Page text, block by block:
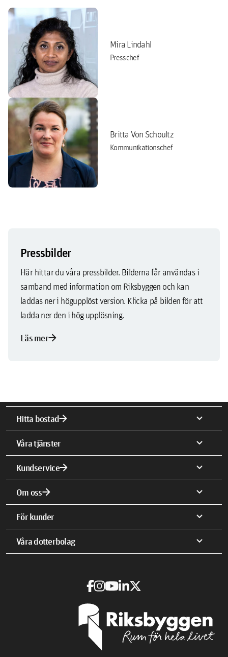
Mira Lindahl
Presschef
Britta Von Schoultz
Kommunikationschef
Pressbilder
Här hittar du våra pressbilder. Bilderna får användas i
samband med information om Riksbyggen och kan
laddas ner i högupplöst version. Klicka på bilden för att
ladda ner den i hög upplösning.
Läs merarrow_forward
Hitta bostadarrow_forward expand_more
Våra tjänster expand_more
Kundservicearrow_forward expand_more
Om ossarrow_forward expand_more
För kunder expand_more
Våra dotterbolag expand_more